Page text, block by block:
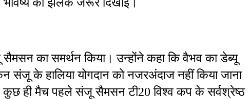
सैमसन का समर्थन किया। उन्होंने कहा कि वैभव का डेब्यू
संजू के हालिया योगदान को नजरअंदाज नहीं किया जाना
कुछ ही मैच पहले संजू सैमसन टी20 विश्व कप के सर्वश्रेष्ठ